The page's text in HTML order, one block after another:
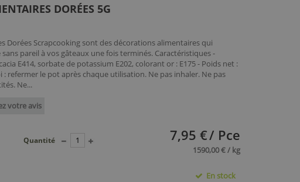
DORÉES 5G
Dorées Scrapcooking sont des décorations alimentaires qui
pareil à vos gâteaux une fois terminés. Caractéristiques -
E414, sorbate de potassium E202, colorant or : E175 - Poids net :
: refermer le pot après chaque utilisation. Ne pas inhaler. Ne pas
Ne...
votre avis
7,95 €/ Pce
1590,00 € / kg
Quantité
En stock